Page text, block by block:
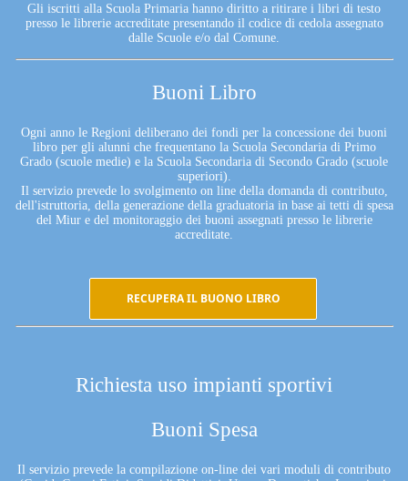
Gli iscritti alla Scuola Primaria hanno diritto a ritirare i libri di testo
presso le librerie accreditate presentando il codice di cedola assegnato
dalle Scuole e/o dal Comune.
Buoni Libro
Ogni anno le Regioni deliberano dei fondi per la concessione dei buoni
libro per gli alunni che frequentano la Scuola Secondaria di Primo
Grado (scuole medie) e la Scuola Secondaria di Secondo Grado (scuole
superiori).
Il servizio prevede lo svolgimento on line della domanda di contributo,
dell'istruttoria, della generazione della graduatoria in base ai tetti di spesa
del Miur e del monitoraggio dei buoni assegnati presso le librerie
accreditate.
RECUPERA IL BUONO LIBRO
Richiesta uso impianti sportivi
Buoni Spesa
Il servizio prevede la compilazione on-line dei vari moduli di contributo